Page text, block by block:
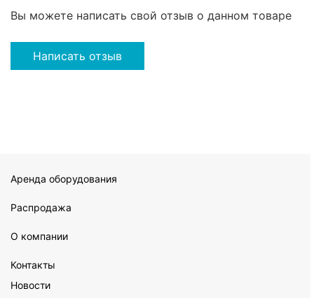
Вы можете написать свой отзыв о данном товаре
Написать отзыв
Аренда оборудования
Распродажа
О компании
Контакты
Новости